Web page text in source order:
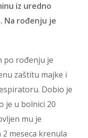
iz uredno
Na rođenju je
po rođenju je
zaštitu majke i
Dobio je
je u bolnici 20
mu je
meseca krenula